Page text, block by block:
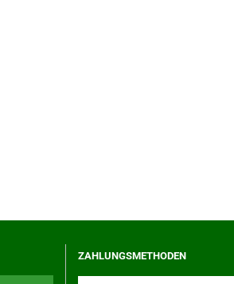
ZAHLUNGSMETHODEN